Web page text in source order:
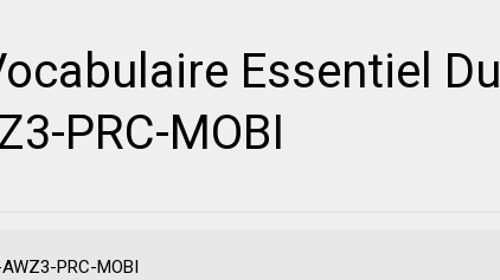
Essentiel Du
PRC-MOBI
PRC-MOBI